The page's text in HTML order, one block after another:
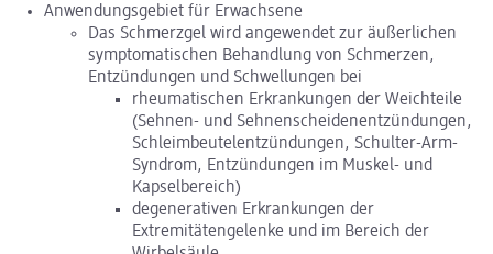
Anwendungsgebiet für Erwachsene
Das Schmerzgel wird angewendet zur äußerlichen
symptomatischen Behandlung von Schmerzen,
Entzündungen und Schwellungen bei
rheumatischen Erkrankungen der Weichteile
(Sehnen- und Sehnenscheidenentzündungen,
Schleimbeutelentzündungen, Schulter-Arm-
Syndrom, Entzündungen im Muskel- und
Kapselbereich)
degenerativen Erkrankungen der
Extremitätengelenke und im Bereich der